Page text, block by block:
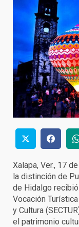
Xalapa, Ver., 17
la distinción de
de Hidalgo
Vocación
y Cultura
el patrimonio